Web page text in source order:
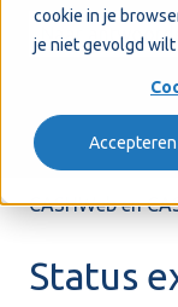
cookie in je
je niet gevolgd wilt
Accepteren
CASHWeb en
Status